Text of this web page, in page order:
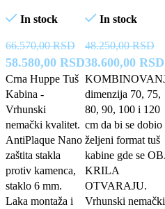
In stock
66.570,00RSD
Originalna
cena
je
bila:
66.570,00 RSD.
58.580,00 RSDTrenutna
cena
je:
58.580,00 RSD.
Crna Huppe Tuš
Kabina -
Vrhunski
nemački kvalitet.
AntiPlaque Nano
zaštita stakla
protiv kamenca,
staklo 6 mm.
Laka montaža i
In stock
48.250,00RSD
Originalna
cena
je
bila:
48.250,00 RSD.
38.600,00 RSD
dimenzija 70, 75,
80, 90, 100 i 120
cm da bi se dobio
željeni format tuš
kabine gde se
KRILA
OTVARAJU.
Vrhunski nemački